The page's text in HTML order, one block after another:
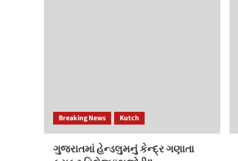
Breaking News Kutch
ગુજરાતમાં હેન્ડલુમનું કેન્દ્ર ગણાતા